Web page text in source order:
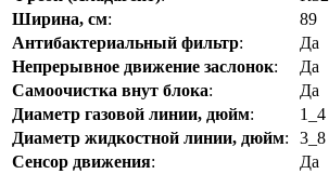
Ширина, см:
89
Антибактериальный фильтр:
Да
Непрерывное движение заслонок:
Да
Самоочистка внут блока:
Да
Диаметр газовой линии, дюйм:
1_4
Диаметр жидкостной линии, дюйм:
3_8
Сенсор движения:
Да